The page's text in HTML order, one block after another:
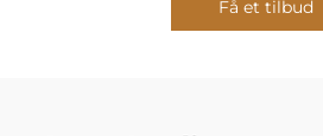
Få et tilbud